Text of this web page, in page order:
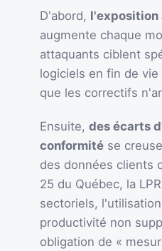
D'abord, l'exposition
augmente chaque
attaquants ciblent
logiciels en fin de
que les correctifs
Ensuite, des écarts
conformité se
des données clients
25 du Québec, la
sectoriels,
productivité non
obligation de «